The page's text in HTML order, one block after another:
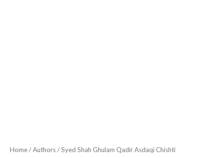
Home/ Authors / Syed Shah Ghulam Qadir Asdaqi Chishti